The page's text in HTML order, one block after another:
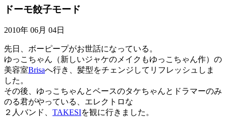
ドーモ餃子モード
2010年 06月 04日
先日、ボーピープがお世話になっている。
ゆっこちゃん（新しいジャケのメイクもゆっこちゃん作）の
美容室Brisaへ行き、髪型をチェンジしてリフレッシュしま
した。
その後、ゆっこちゃんとベースのタケちゃんとドラマーのみ
のる君がやっている、エレクトロな
２人バンド、 TAKESIを観に行きました。